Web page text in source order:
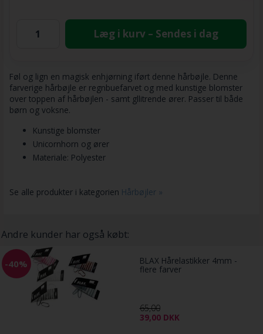
Læg i kurv – Sendes i dag
Føl og lign en magisk enhjørning iført denne hårbøjle. Denne
farverige hårbøjle er regnbuefarvet og med kunstige blomster
over toppen af hårbøjlen - samt gllitrende ører. Passer til både
børn og voksne.
Kunstige blomster
Unicornhorn og ører
Materiale: Polyester
Se alle produkter i kategorien Hårbøjler »
Andre kunder har også købt:
-40% BLAX Hårelastikker 4mm -
flere farver
65,00
39,00 DKK